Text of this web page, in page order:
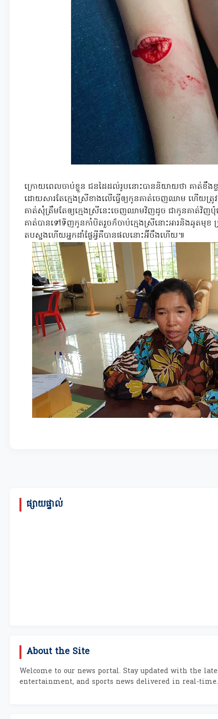
ក្រោយពេលចាប់ខ្លួន ជនដៃដល់រូបនោះបាននិយាយថា គាត់
ដោយសារតែក្មេងស្រីខាងលើធ្វើឲ្យកូនគាត់ចេញឈាម ហើយត្រូវ
គាត់សុំត្រឹមតែឲ្យក្មេងស្រីនេះចេញឈាមវិញដូច ជាកូនគាត់វិញ
គាត់បានទៅទិញកូនកាំបិតរួចក៏ចាប់ក្មេងស្រីនោះអារនិងឆូតមុខ ច្
តបស្នងហើយអ្នកដាំផ្លែអ្វីគឺបានផលនោះអ៊ីចឹងហើយ៕
ផ្សាយផ្ទាល់
About the Site
Welcome to our news portal. Stay updated with the
entertainment, and sports news delivered in real-time.